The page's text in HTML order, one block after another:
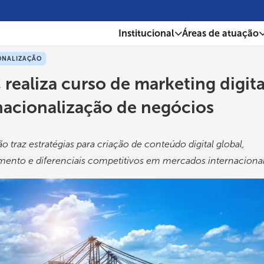
Institucional Áreas de atuação
realiza curso de marketing
de negócios
traz estratégias para criação de conteúdo digital global,
e diferenciais competitivos em mercados